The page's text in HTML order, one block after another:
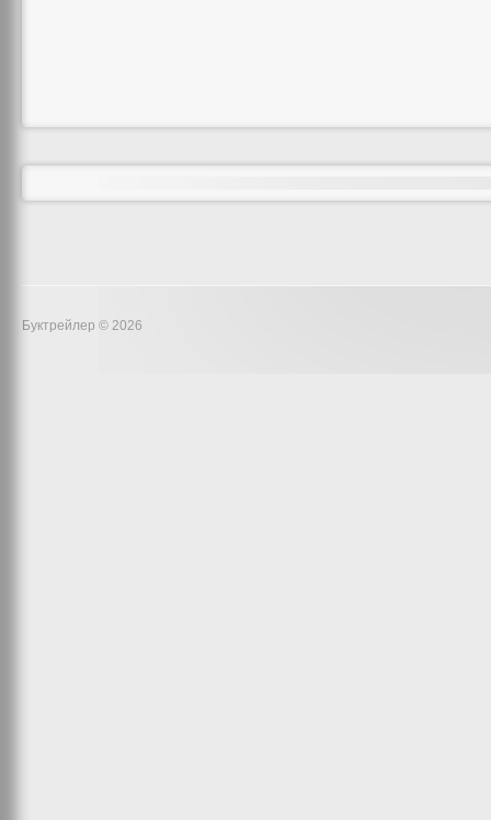
Буктрейлер © 2026